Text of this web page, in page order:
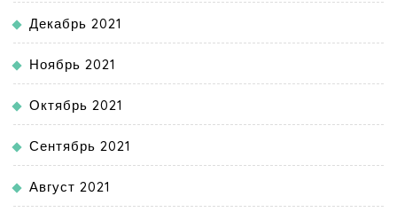
Декабрь 2021
Ноябрь 2021
Октябрь 2021
Сентябрь 2021
Август 2021